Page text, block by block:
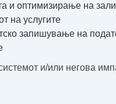
и оптимизирање на
на услугите
запишување на
и/или негова